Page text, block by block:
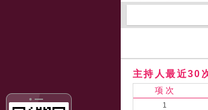
主持人最近30
项 次
1